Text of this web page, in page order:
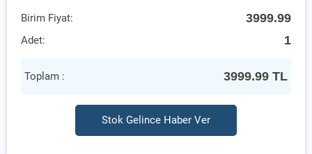
Birim Fiyat: 3999.99
Adet: 1
Toplam : 3999.99 TL
Stok Gelince Haber Ver